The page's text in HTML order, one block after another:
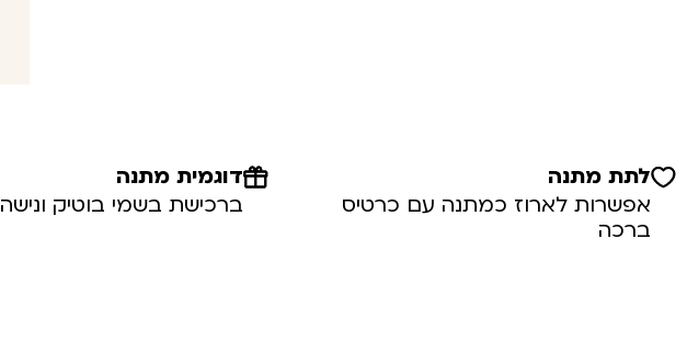
לתת מתנה
אפשרות לארוז כמתנה עם כרטיס
ברכה
דוגמית מתנה
ברכישת בשמי בוטיק ונישה